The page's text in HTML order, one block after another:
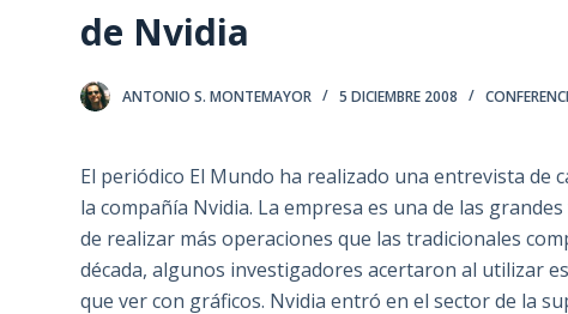
de Nvidia
ANTONIO S. MONTEMAYOR 5 DICIEMBRE 2008
El periódico El Mundo ha realizado una entrevista de
la compañía Nvidia. La empresa es una de las
de realizar más operaciones que las tradicionales
década, algunos investigadores acertaron al utilizar
que ver con gráficos. Nvidia entró en el sector de la